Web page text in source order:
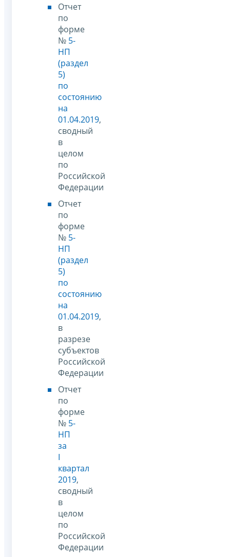
Отчет
по
форме
№ 5-
НП
(раздел
5)
по
состоянию
на
01.04.2019,
сводный
в
целом
по
Российской
Федерации
Отчет
по
форме
№ 5-
НП
(раздел
5)
по
состоянию
на
01.04.2019,
в
разрезе
субъектов
Российской
Федерации
Отчет
по
форме
№ 5-
НП
за
I
квартал
2019,
сводный
в
целом
по
Российской
Федерации